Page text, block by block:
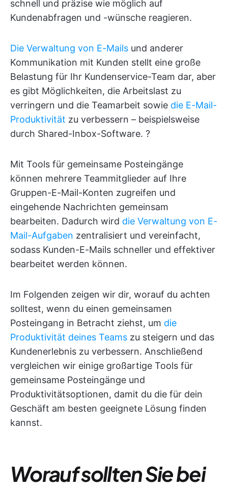
schnell und präzise wie möglich auf
Kundenabfragen und -wünsche reagieren.
Die Verwaltung von E-Mails und anderer
Kommunikation mit Kunden stellt eine große
Belastung für Ihr Kundenservice-Team dar, aber
es gibt Möglichkeiten, die Arbeitslast zu
verringern und die Teamarbeit sowie die E-Mail-
Produktivität zu verbessern – beispielsweise
durch Shared-Inbox-Software. ?
Mit Tools für gemeinsame Posteingänge
können mehrere Teammitglieder auf Ihre
Gruppen-E-Mail-Konten zugreifen und
eingehende Nachrichten gemeinsam
bearbeiten. Dadurch wird die Verwaltung von E-
Mail-Aufgaben zentralisiert und vereinfacht,
sodass Kunden-E-Mails schneller und effektiver
bearbeitet werden können.
Im Folgenden zeigen wir dir, worauf du achten
solltest, wenn du einen gemeinsamen
Posteingang in Betracht ziehst, um die
Produktivität deines Teams zu steigern und das
Kundenerlebnis zu verbessern. Anschließend
vergleichen wir einige großartige Tools für
gemeinsame Posteingänge und
Produktivitätsoptionen, damit du die für dein
Geschäft am besten geeignete Lösung finden
kannst.
Worauf sollten Sie bei